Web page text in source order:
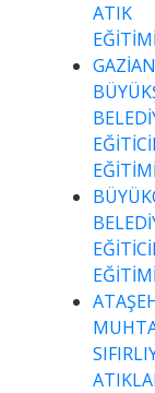
ATIK